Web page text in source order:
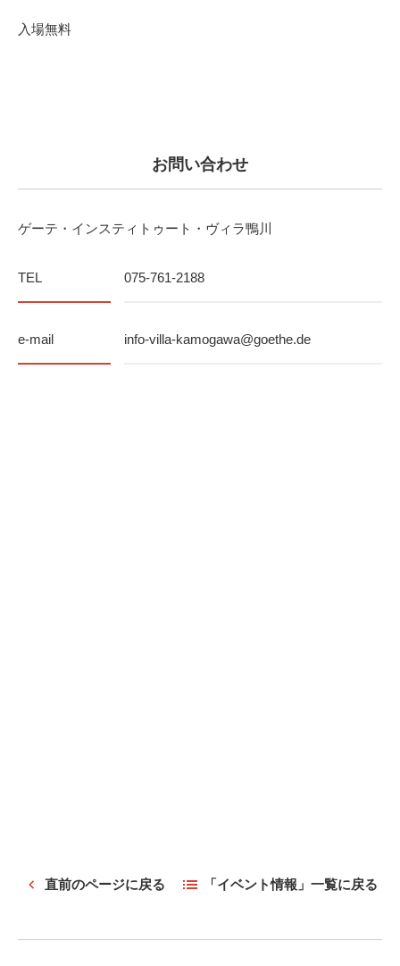
入場無料
お問い合わせ
ゲーテ・インスティトゥート・ヴィラ鴨川
TEL 075-761-2188
e-mail info-villa-kamogawa@goethe.de
直前のページに戻る 「イベント情報」一覧に戻る